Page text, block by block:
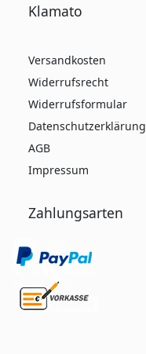
Klamato
Versandkosten
Widerrufsrecht
Widerrufsformular
Datenschutzerklärung
AGB
Impressum
Zahlungsarten